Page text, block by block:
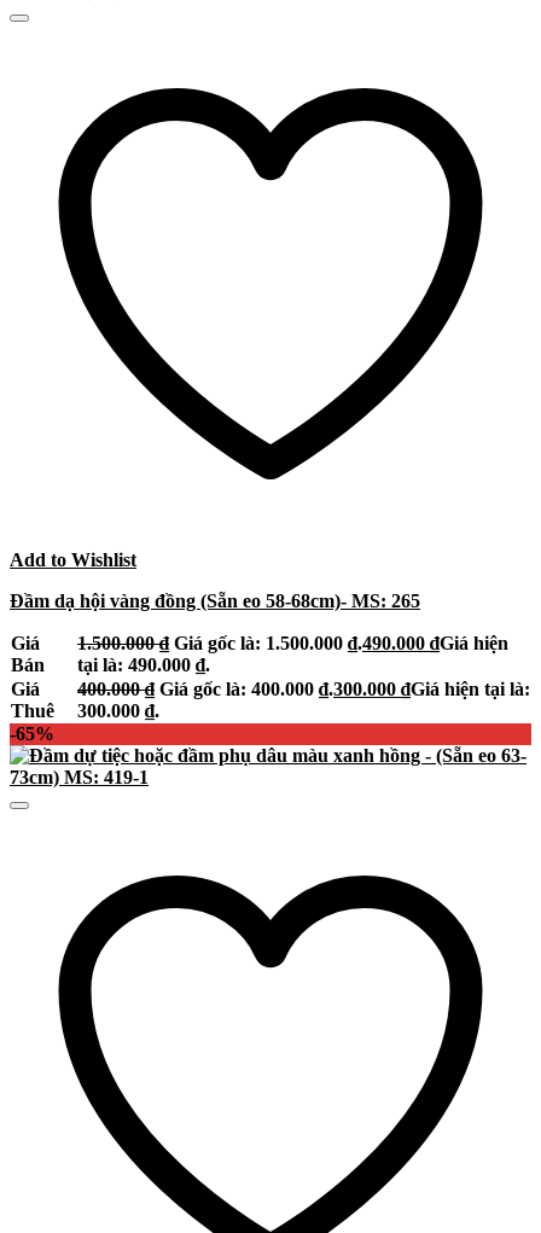
Add to Wishlist
Đầm dạ hội vàng đồng (Sẵn eo 58-68cm)- MS: 265
Giá
Bán
1.500.000₫ Giá gốc là: 1.500.000 ₫.490.000 ₫Giá hiện
tại là: 490.000 ₫.
Giá
Thuê
400.000₫ Giá gốc là: 400.000 ₫.300.000 ₫Giá hiện tại là:
300.000 ₫.
-65%